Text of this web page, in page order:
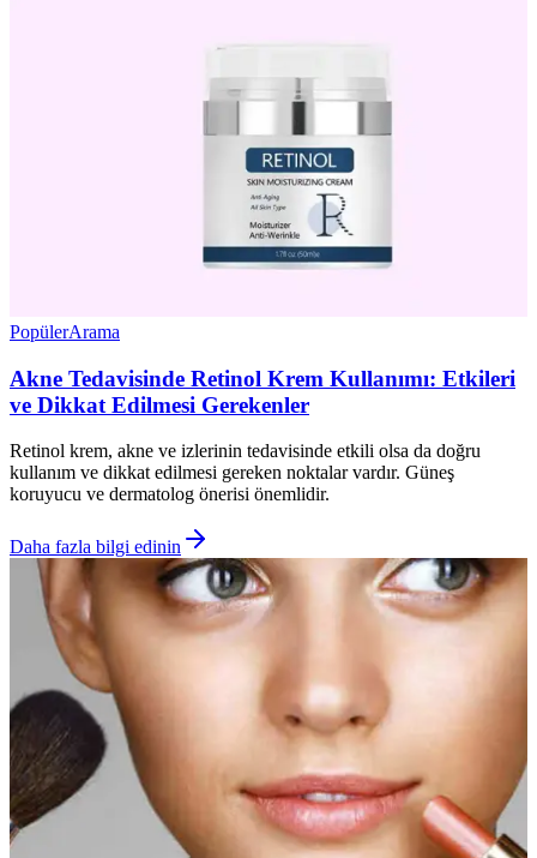
PopülerArama
Akne Tedavisinde Retinol Krem Kullanımı: Etkileri
ve Dikkat Edilmesi Gerekenler
Retinol krem, akne ve izlerinin tedavisinde etkili olsa da doğru
kullanım ve dikkat edilmesi gereken noktalar vardır. Güneş
koruyucu ve dermatolog önerisi önemlidir.
Daha fazla bilgi edinin